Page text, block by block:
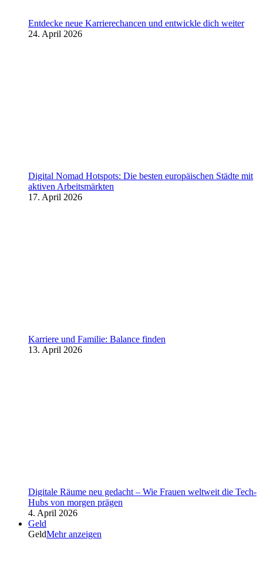
Entdecke neue Karrierechancen und entwickle dich weiter
24. April 2026
Digital Nomad Hotspots: Die besten europäischen Städte mit
aktiven Arbeitsmärkten
17. April 2026
Karriere und Familie: Balance finden
13. April 2026
Digitale Räume neu gedacht – Wie Frauen weltweit die Tech-
Hubs von morgen prägen
4. April 2026
Geld
GeldMehr anzeigen